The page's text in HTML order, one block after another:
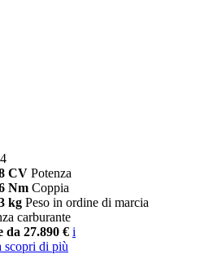
CV Potenza
Nm Coppia
kg Peso in ordine di marcia
carburante
da 27.890 € i
scopri di più